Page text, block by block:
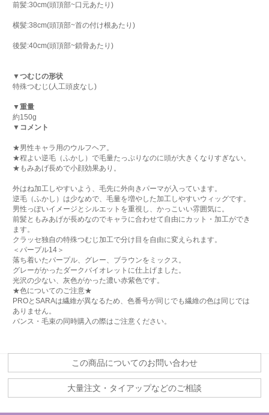
前髪:30cm(頭頂部~口元あたり)
横髪:38cm(頭頂部~首の付け根あたり)
後髪:40cm(頭頂部~鎖骨あたり)
▼つむじの形状
特殊つむじ(人工頭皮なし)
▼重量
約150g
▼コメント
★男性キャラ用のウルフヘア。
★程よい逆毛（ふかし）で毛量たっぷりなのに頭が大きくなりすぎない。
★もみあげ長めで小顔効果あり。
外はね加工しやすいよう、毛先に外向きパーマが入っています。
逆毛（ふかし）は少なめで、毛量を増やした加工しやすいウィッグです。
男性っぽいイメージとシルエットを重視し、かっこいい雰囲気に。
前髪ともみあげが長めなのでキャラに合わせて自由にカット・加工ができ
ます。
クラッセ独自の特殊つむじ加工で分け目を自由に変えられます。
＜パープル14＞
落ち着いたパープル、グレー、ブラウンをミックス。
グレーがかったダークバイオレットに仕上げました。
光沢の少ない、灰色がかった濃い赤紫色です。
★色についてのご注意★
PROとSARAは繊維が異なるため、色番号が同じでも繊維の色は同じでは
ありません。
バンス・毛束の同時購入の際はご注意ください。
この商品についてのお問い合わせ
大量注文・タイアップなどのご相談